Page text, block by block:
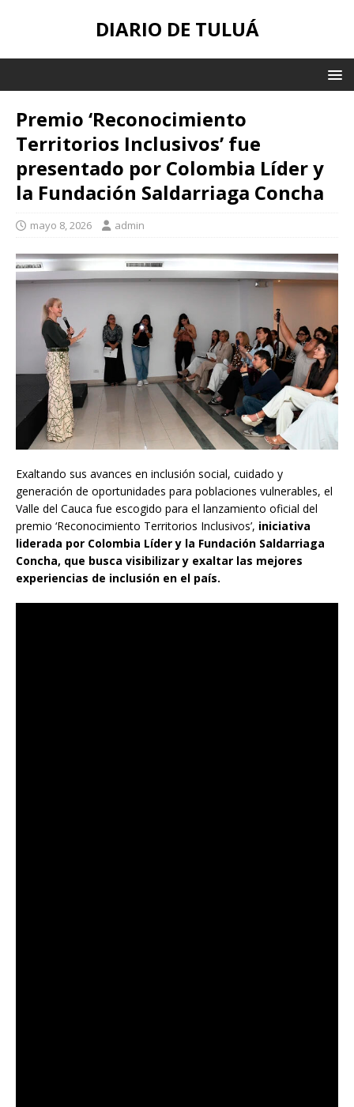
DIARIO DE TULUÁ
Premio ‘Reconocimiento
Territorios Inclusivos’ fue
presentado por Colombia Líder y
la Fundación Saldarriaga Concha
mayo 8, 2026 admin
Exaltando sus avances en inclusión social, cuidado y
generación de oportunidades para poblaciones vulnerables, el
Valle del Cauca fue escogido para el lanzamiento oficial del
premio ‘Reconocimiento Territorios Inclusivos’, iniciativa
liderada por Colombia Líder y la Fundación Saldarriaga
Concha, que busca visibilizar y exaltar las mejores
experiencias de inclusión en el país.